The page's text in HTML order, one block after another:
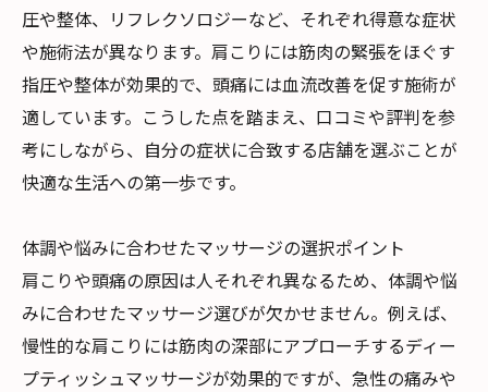
圧や整体、リフレクソロジーなど、それぞれ得意な症状
や施術法が異なります。肩こりには筋肉の緊張をほぐす
指圧や整体が効果的で、頭痛には血流改善を促す施術が
適しています。こうした点を踏まえ、口コミや評判を参
考にしながら、自分の症状に合致する店舗を選ぶことが
快適な生活への第一歩です。
体調や悩みに合わせたマッサージの選択ポイント
肩こりや頭痛の原因は人それぞれ異なるため、体調や悩
みに合わせたマッサージ選びが欠かせません。例えば、
慢性的な肩こりには筋肉の深部にアプローチするディー
プティッシュマッサージが効果的ですが、急性の痛みや